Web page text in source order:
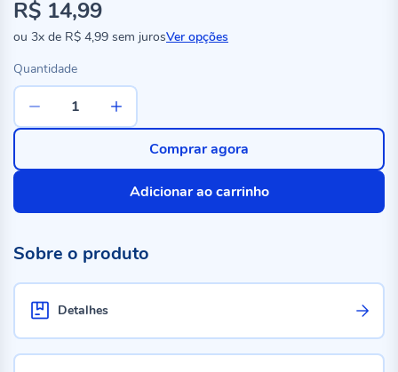
Preço
especial
R$ 14,99
ou 3x de R$ 4,99 sem jurosVer opções
Quantidade
Adicionar ao carrinho
Comprar agora
Sobre o produto
Detalhes